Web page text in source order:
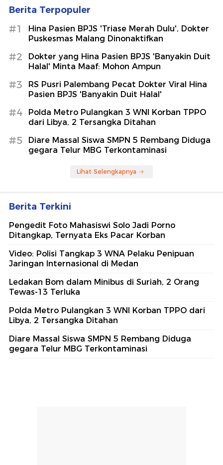
Berita Terpopuler
#1
Hina Pasien BPJS 'Triase Merah Dulu', Dokter
Puskesmas Malang Dinonaktifkan
#2
Dokter yang Hina Pasien BPJS 'Banyakin Duit
Halal' Minta Maaf: Mohon Ampun
#3
RS Pusri Palembang Pecat Dokter Viral Hina
Pasien BPJS 'Banyakin Duit Halal'
#4
Polda Metro Pulangkan 3 WNI Korban TPPO
dari Libya, 2 Tersangka Ditahan
#5
Diare Massal Siswa SMPN 5 Rembang Diduga
gegara Telur MBG Terkontaminasi
Lihat Selengkapnya
Berita Terkini
Pengedit Foto Mahasiswi Solo Jadi Porno
Ditangkap, Ternyata Eks Pacar Korban
Video: Polisi Tangkap 3 WNA Pelaku Penipuan
Jaringan Internasional di Medan
Ledakan Bom dalam Minibus di Suriah, 2 Orang
Tewas-13 Terluka
Polda Metro Pulangkan 3 WNI Korban TPPO dari
Libya, 2 Tersangka Ditahan
Diare Massal Siswa SMPN 5 Rembang Diduga
gegara Telur MBG Terkontaminasi